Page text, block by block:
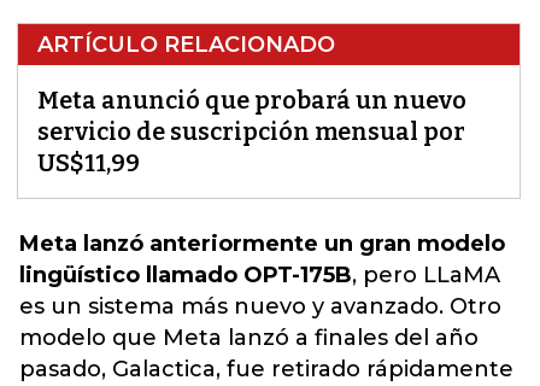
ARTÍCULO RELACIONADO
Meta anunció que probará un nuevo
servicio de suscripción mensual por
US$11,99
Meta lanzó anteriormente un gran modelo
lingüístico llamado OPT-175B, pero LLaMA
es un sistema más nuevo y avanzado. Otro
modelo que Meta lanzó a finales del año
pasado, Galactica, fue retirado rápidamente